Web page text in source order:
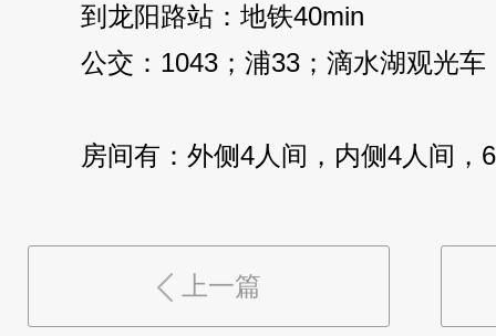
到龙阳路站：地铁40min
公交：1043；浦33；滴水湖观光车
房间有：外侧4人间， 内侧4人间 ，
上一篇